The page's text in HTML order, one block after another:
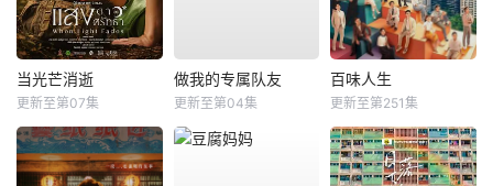
当光芒消逝
更新至第07集
做我的专属队友
更新至第04集
百味人生
更新至第251集